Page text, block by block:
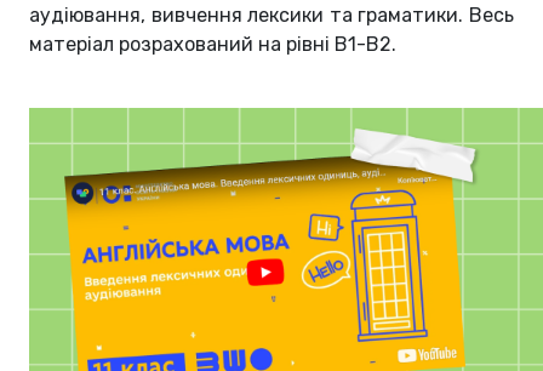
аудіювання, вивчення лексики та граматики. Весь
матеріал розрахований на рівні B1-B2.